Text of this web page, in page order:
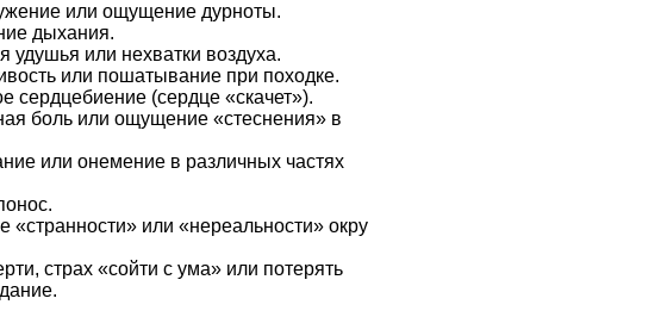
или ощущение дурноты.
дыхания.
или нехватки воздуха.
или пошатывание при походке.
сердцебиение (сердце «скачет»).
боль или ощущение «стеснения» в
или онемение в различных частях
или «нереальности» окру­
страх «сойти с ума» или потерять